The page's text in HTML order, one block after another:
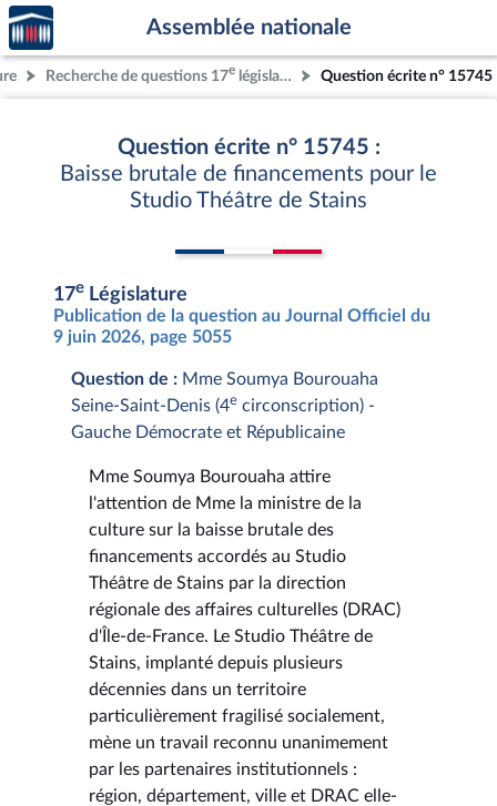
Aller au contenu
Aller en bas de la page
Accèder
à la
page
d'accueil
Assemblée nationale
Recherche de questions 17e législature Question écrite n° 15745
Question écrite n° 15745 :
Baisse brutale de financements pour le
Studio Théâtre de Stains
17e Législature
Publication de la question au Journal Officiel du
9 juin 2026, page 5055
Question de : Mme Soumya Bourouaha
Seine-Saint-Denis (4e circonscription) -
Gauche Démocrate et Républicaine
Mme Soumya Bourouaha attire
l'attention de Mme la ministre de la
culture sur la baisse brutale des
financements accordés au Studio
Théâtre de Stains par la direction
régionale des affaires culturelles (DRAC)
d'Île-de-France. Le Studio Théâtre de
Stains, implanté depuis plusieurs
décennies dans un territoire
particulièrement fragilisé socialement,
mène un travail reconnu unanimement
par les partenaires institutionnels :
région, département, ville et DRAC elle-